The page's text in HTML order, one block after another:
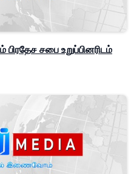
சபை உறுப்பினரிடம்